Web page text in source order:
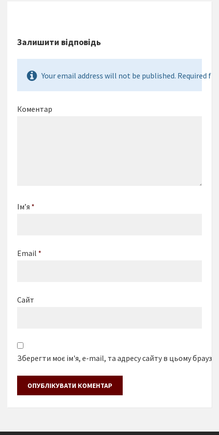
Залишити відповідь
Your email address will not be published. Required
Коментар
Ім’я *
Email *
Сайт
Зберегти моє ім'я, e-mail, та адресу сайту в цьому